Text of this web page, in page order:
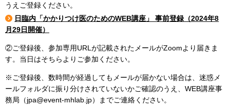
うえご登録ください。
日臨内「かかりつけ医のためのWEB講座」 事前登録（2024年8
月29日開催）
②ご登録後、参加専用URLが記載されたメールがZoomより届きま
す。当日はそちらよりご参加ください。
※ご登録後、数時間が経過してもメールが届かない場合は、迷惑メ
ールフォルダに振り分けされていないかご確認のうえ、WEB講座事
務局（jpa@event-mhlab.jp）までご連絡ください。